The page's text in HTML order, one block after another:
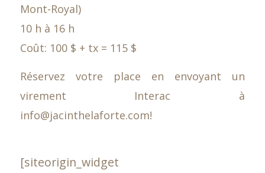
Mont-Royal)
10 h à 16 h
Coût: 100 $ + tx = 115 $
Réservez votre place en envoyant un
virement Interac à
info@jacinthelaforte.com!
[siteorigin_widget